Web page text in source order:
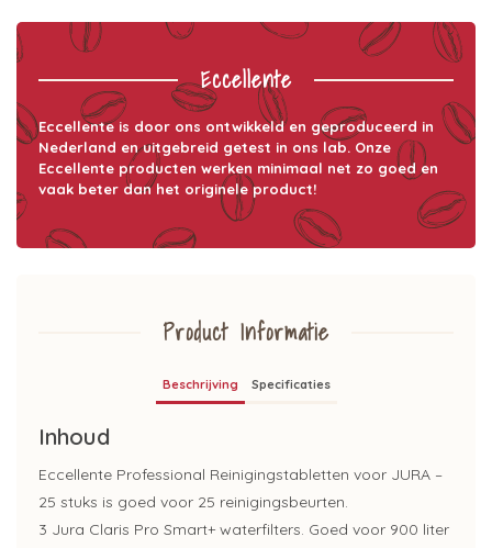
Eccellente
Eccellente is door ons ontwikkeld en geproduceerd in
Nederland en uitgebreid getest in ons lab. Onze
Eccellente producten werken minimaal net zo goed en
vaak beter dan het originele product!
Product Informatie
Beschrijving Specificaties
Inhoud
Eccellente Professional Reinigingstabletten voor JURA –
25 stuks is goed voor 25 reinigingsbeurten.
3 Jura Claris Pro Smart+ waterfilters. Goed voor 900 liter